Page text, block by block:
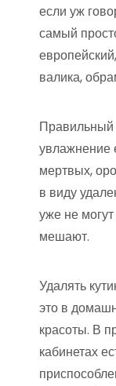
если уж
самый
валика,
Правильный
увлажнение
мертвых,
в виду
уже не
мешают.
Удалять
это в
красоты. В
кабинетах